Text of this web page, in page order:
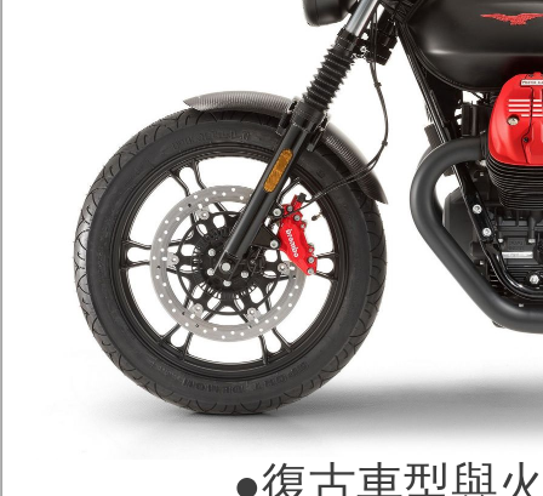
●復古車型與